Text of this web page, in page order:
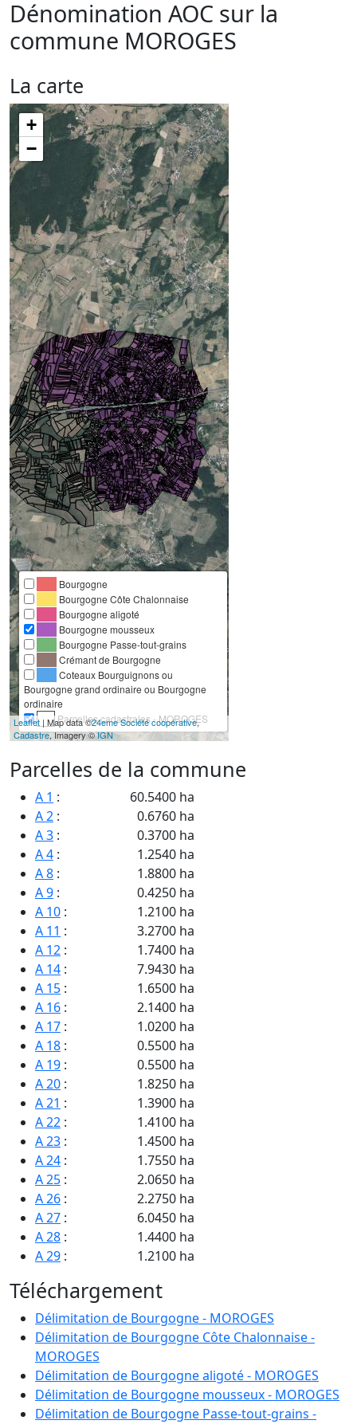
Dénomination AOC sur la
commune MOROGES
La carte
+
−
Bourgogne
Bourgogne Côte Chalonnaise
Bourgogne aligoté
Bourgogne mousseux
Bourgogne Passe-tout-grains
Crémant de Bourgogne
Coteaux Bourguignons ou
Bourgogne grand ordinaire ou Bourgogne
ordinaire
Parcelles cadastrales - MOROGES
Leaflet | Map data ©24eme Société coopérative,
Cadastre, Imagery ©IGN
Parcelles de la commune
A 1 :
60.5400 ha
A 2 :
0.6760 ha
A 3 :
0.3700 ha
A 4 :
1.2540 ha
A 8 :
1.8800 ha
A 9 :
0.4250 ha
A 10 :
1.2100 ha
A 11 :
3.2700 ha
A 12 :
1.7400 ha
A 14 :
7.9430 ha
A 15 :
1.6500 ha
A 16 :
2.1400 ha
A 17 :
1.0200 ha
A 18 :
0.5500 ha
A 19 :
0.5500 ha
A 20 :
1.8250 ha
A 21 :
1.3900 ha
A 22 :
1.4100 ha
A 23 :
1.4500 ha
A 24 :
1.7550 ha
A 25 :
2.0650 ha
A 26 :
2.2750 ha
A 27 :
6.0450 ha
A 28 :
1.4400 ha
A 29 :
1.2100 ha
A 31:
0.8200 ha
A 32:
0.5600 ha
A 33:
1.4600 ha
A 34:
A 35:
0.5500 ha
A 36:
1.0600 ha
A 37:
6.5750 ha
Téléchargement
Délimitation de Bourgogne - MOROGES
Délimitation de Bourgogne Côte Chalonnaise -
MOROGES
Délimitation de Bourgogne aligoté - MOROGES
Délimitation de Bourgogne mousseux - MOROGES
Délimitation de Bourgogne Passe-tout-grains -